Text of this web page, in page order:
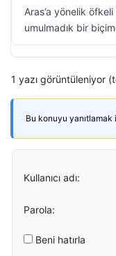
Aras’a yönelik
umulmadık bir
1 yazı görüntüleniyor
Bu konuyu yanıtlamak
Kullanıcı adı:
Parola:
Beni hatırla